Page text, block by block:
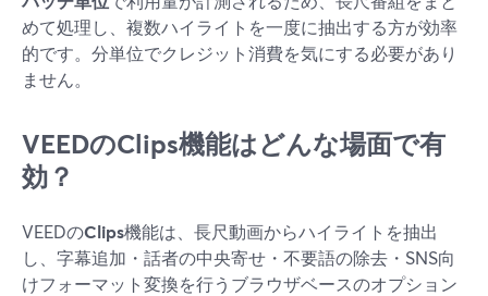
めて処理し、複数ハイライトを一度に抽出する方が効率
的です。分単位でクレジット消費を気にする必要があり
ません。
VEEDのClips機能はどんな場面で有
効？
VEEDのClips機能は、長尺動画からハイライトを抽出
し、字幕追加・話者の中央寄せ・不要語の除去・SNS向
けフォーマット変換を行うブラウザベースのオプション